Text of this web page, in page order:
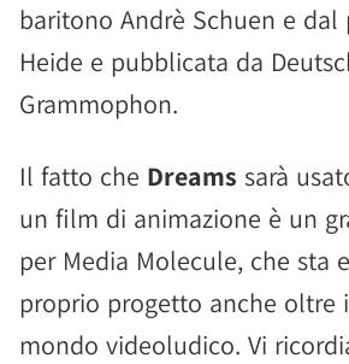
baritono Andrè Schuen e dal
Heide e pubblicata da
Grammophon.
Il fatto che Dreams sarà
un film di animazione è un
per Media Molecule, che sta
proprio progetto anche oltre
mondo videoludico. Vi